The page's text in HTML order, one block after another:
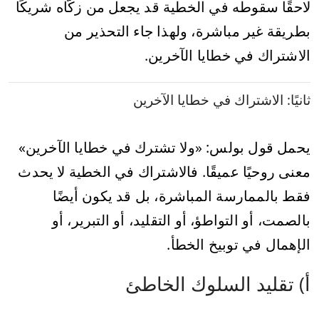
لاحقًا سقوطه في الخطية قد يجعل من زكّاه شريكًا
بطريقة غير مباشرة، ولهذا جاء التحذير من
الاشتراك في خطايا الآخرين.
ثانيًا: الاشتراك في خطايا الآخرين
يحمل قول بولس: «ولا تشترك في خطايا الآخرين»
معنى روحيًا عميقًا. فالاشتراك في الخطية لا يحدث
فقط بالممارسة المباشرة، بل قد يكون أيضًا
بالصمت، أو التواطؤ، أو التقليد، أو التبرير، أو
الإهمال في توبيخ الخطأ.
أ) تقليد السلوك الخاطئ